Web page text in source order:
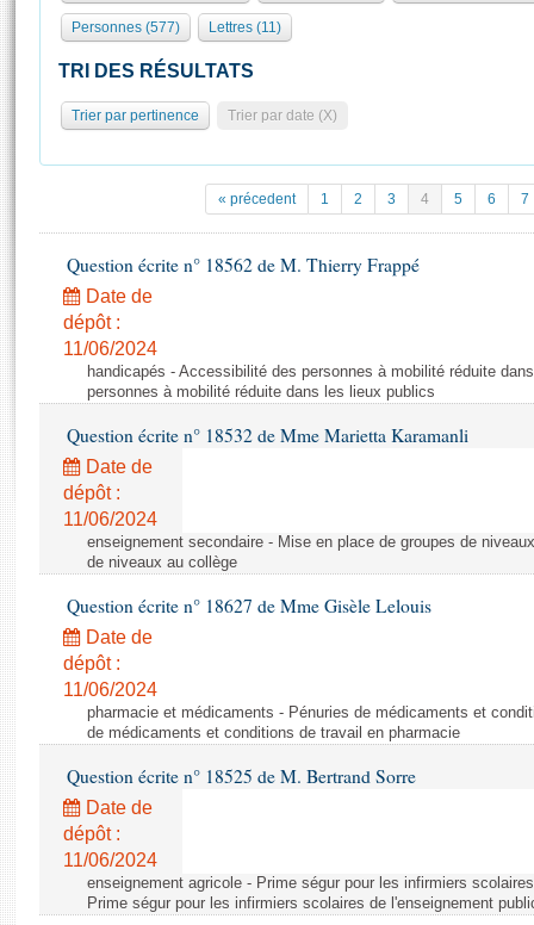
Élections législatives
Contrôle et évaluation
Congrès
Pétitions
Documents parlementaires
Propositions de loi
Amendements
Textes adoptés
Rapports d'information
Rapports législatifs
Rapports sur l'application des lois
Baromètre de l’application des lois
Dossiers législatifs
Budget et sécurité sociale
Questions écrites et orales
Comptes rendus des débats
Statistiques et chiffres clés
Transparence et déontologie
Histoire
Juniors
Anciennes législatures
Liens vers les sites publics
Accès des chercheurs à l’Assemblée
Les évènements
Photos libres de droit
Personnes (577) Lettres (11)
TRI DES RÉSULTATS
Trier par pertinence Trier par date (X)
« précedent 1 2 3 4 5 6 7
Question écrite n° 18562 de M. Thierry Frappé
Date de
dépôt :
11/06/2024
handicapés - Accessibilité des personnes à mobilité réduite
personnes à mobilité réduite dans les lieux publics
Question écrite n° 18532 de Mme Marietta Karamanli
Date de
dépôt :
11/06/2024
enseignement secondaire - Mise en place de groupes de
de niveaux au collège
Question écrite n° 18627 de Mme Gisèle Lelouis
Date de
dépôt :
11/06/2024
pharmacie et médicaments - Pénuries de médicaments et
de médicaments et conditions de travail en pharmacie
Question écrite n° 18525 de M. Bertrand Sorre
Date de
dépôt :
11/06/2024
enseignement agricole - Prime ségur pour les infirmiers
Prime ségur pour les infirmiers scolaires de l'enseignement